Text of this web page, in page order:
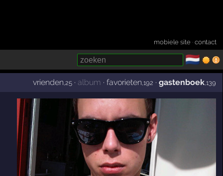
mobiele site ·contact
🇳🇱
vrienden ,25 ·album ·favorieten ,192 ·gastenboek,139